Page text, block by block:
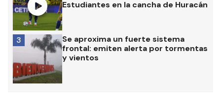
Estudiantes en la cancha de Huracán
Se aproxima un fuerte sistema
frontal: emiten alerta por tormentas
y vientos
3